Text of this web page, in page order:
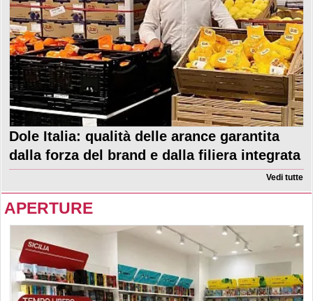
Dole Italia: qualità delle arance garantita
dalla forza del brand e dalla filiera integrata
Vedi tutte
APERTURE